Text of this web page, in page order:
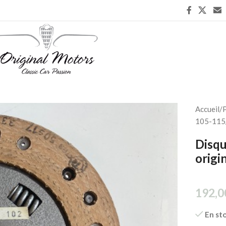
Accueil/
105-115
En